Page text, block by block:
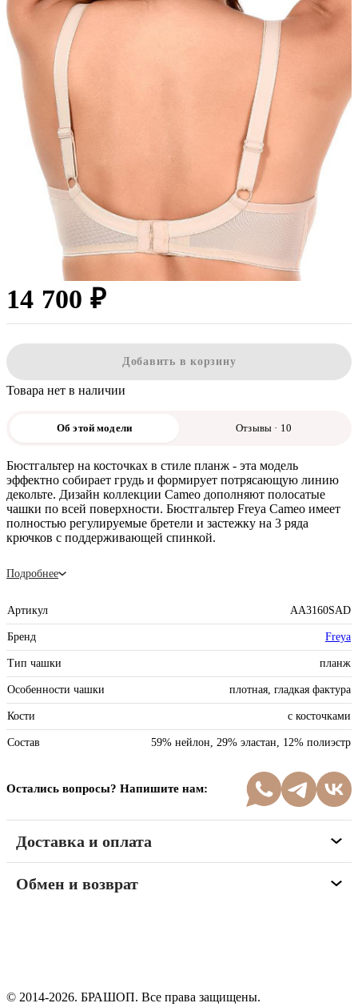
14 700 ₽
Добавить в корзину
Товара нет в наличии
Об этой модели Отзывы · 10
Бюстгальтер на косточках в стиле планж - эта модель
эффектно собирает грудь и формирует потрясающую линию
декольте. Дизайн коллекции Cameo дополняют полосатые
чашки по всей поверхности. Бюстгальтер Freya Cameo имеет
полностью регулируемые бретели и застежку на 3 ряда
крючков с поддерживающей спинкой.
Подробнее
Артикул AA3160SAD
Бренд Freya
Тип чашки планж
Особенности чашки плотная, гладкая фактура
Кости с косточками
Состав 59% нейлон, 29% эластан, 12% полиэстр
Остались вопросы? Напишите нам:
Доставка и оплата
Обмен и возврат
© 2014-2026. БРАШОП. Все права защищены.